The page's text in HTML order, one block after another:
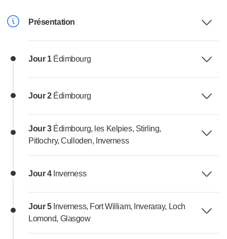
Présentation
Jour 1 Édimbourg
Jour 2 Édimbourg
Jour 3 Édimbourg, les Kelpies, Stirling,
Pitlochry, Culloden, Inverness
Jour 4 Inverness
Jour 5 Inverness, Fort William, Inveraray, Loch
Lomond, Glasgow